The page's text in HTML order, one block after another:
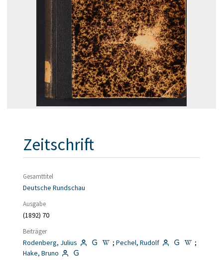
Zeitschrift
Gesamttitel
Deutsche Rundschau
Ausgabe
(1892) 70
Beiträger
Rodenberg, Julius ; Pechel, Rudolf
;
Hake, Bruno